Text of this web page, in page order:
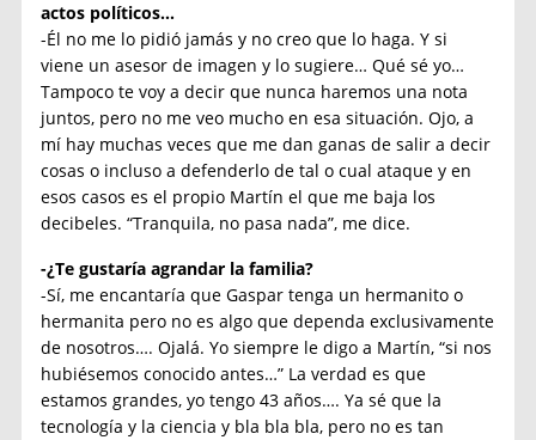
actos políticos…
-Él no me lo pidió jamás y no creo que lo haga. Y si
viene un asesor de imagen y lo sugiere… Qué sé yo…
Tampoco te voy a decir que nunca haremos una nota
juntos, pero no me veo mucho en esa situación. Ojo, a
mí hay muchas veces que me dan ganas de salir a decir
cosas o incluso a defenderlo de tal o cual ataque y en
esos casos es el propio Martín el que me baja los
decibeles. “Tranquila, no pasa nada”, me dice.
-¿Te gustaría agrandar la familia?
-Sí, me encantaría que Gaspar tenga un hermanito o
hermanita pero no es algo que dependa exclusivamente
de nosotros…. Ojalá. Yo siempre le digo a Martín, “si nos
hubiésemos conocido antes…” La verdad es que
estamos grandes, yo tengo 43 años…. Ya sé que la
tecnología y la ciencia y bla bla bla, pero no es tan